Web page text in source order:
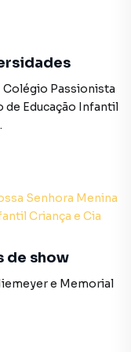
em
equipe pelo
lojas e
de
na
de Curitiba. Aqui
online, com
você consegue
fazer tudo
Colégio Passionista
de Educação Infantil
Senhora Menina
Criança e Cia
de show
e Memorial